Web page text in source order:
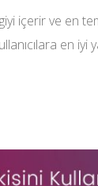
içerir ve en
en iyi